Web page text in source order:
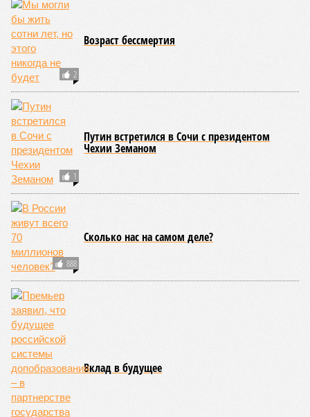
2
Возраст бессмертия
1
Путин встретился в Сочи с президентом
Чехии Земаном
888
Сколько нас на самом деле?
Вклад в будущее